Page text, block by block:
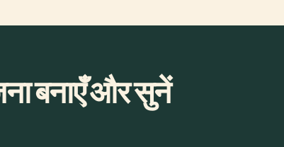
बनाएँ और सुनें